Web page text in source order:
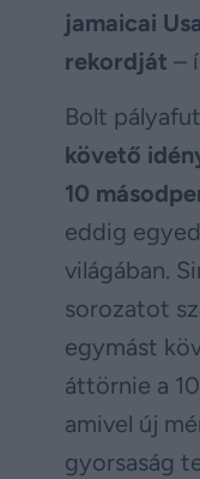
jamaicai
rekordját –
Bolt
követő
10
eddig
világában.
sorozatot
egymást
áttörnie a
amivel új
gyorsaság